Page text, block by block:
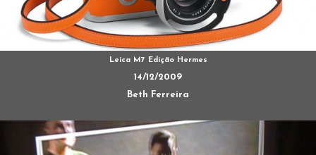
Leica M7 Edição Hermes
14/12/2009
Beth Ferreira